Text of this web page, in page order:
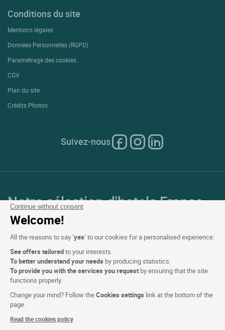
Continue without consent
Welcome!
All the reasons to say ‘yes’ to our cookies for a personalised experience:
See offers tailoredto your interests.
To better understand your needs by producing statistics.
To provide you with the services you request by ensuring that the site
functions properly.
Change your mind? Follow theCookies settings link at the bottom of the
page.
Read the cookies policy
Conditions du site
Mentions légales
Données Personnelles (RGPD)
Paramétrage des cookies
CGV
Plan du site
Crédits Photos
Suivez-nous
Notre sélection d'hotels France
et en Europe
Top Pays
Top Régions
Top Villes
Top Hotels